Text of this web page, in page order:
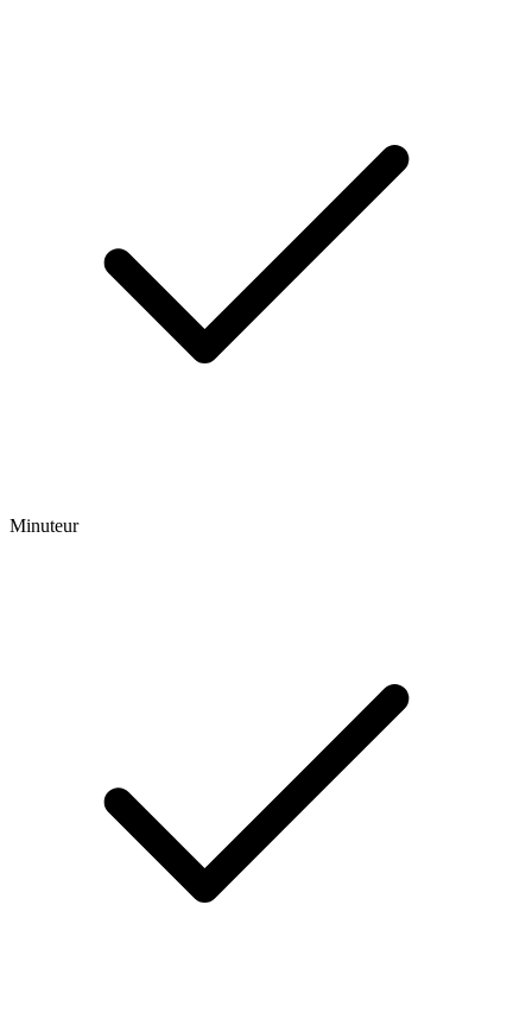
Minuteur